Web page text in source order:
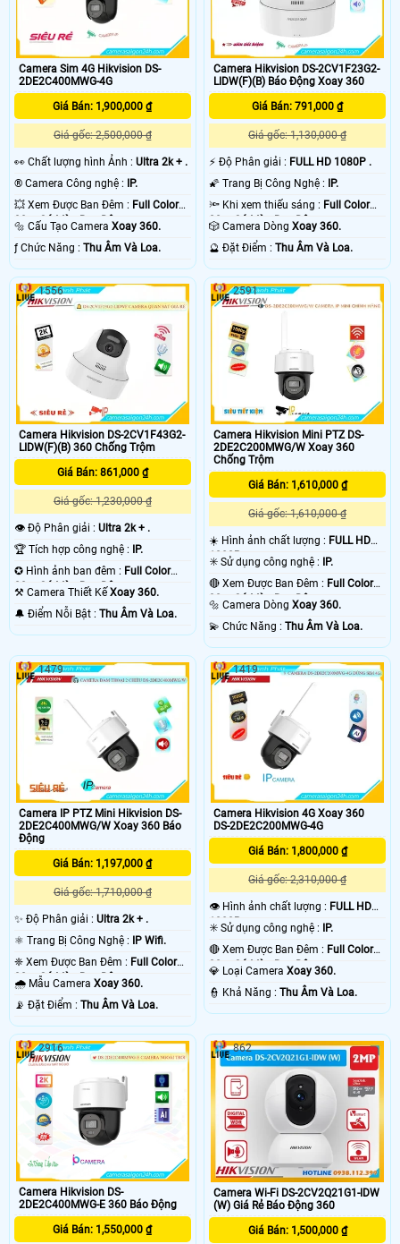
Camera Sim 4G Hikvision DS-
2DE2C400MWG-4G
Giá Bán: 1,900,000 ₫
Giá gốc: 2,500,000 ₫
️👀 Chất lượng hình Ảnh : Ultra 2k + .
®️ Camera Công nghệ : IP.
💥 Xem Được Ban Đêm : Full Color
30m Có Màu Ban Ðêm.
🔩 Cấu Tạo Camera Xoay 360.
️ƒ Chức Năng : Thu Âm Và Loa.
Camera Hikvision DS-2CV1F23G2-
LIDW(F)(B) Báo Động Xoay 360
Giá Bán: 791,000 ₫
Giá gốc: 1,130,000 ₫
️⚡ Độ Phân giải : FULL HD 1080P .
🌠 Trang Bị Công Nghệ : IP.
🔦 Khi xem thiếu sáng : Full Color
20m Có Màu Ban Ðêm.
🎲 Camera DòngXoay 360.
️🔮 Đặt Điểm :Thu Âm Và Loa.
Camera Hikvision DS-2CV1F43G2-
LIDW(F)(B) 360 Chống Trộm
Giá Bán: 861,000 ₫
Giá gốc: 1,230,000 ₫
👁 Độ Phân giải : Ultra 2k + .
🏆 Tích hợp công nghệ : IP.
✪ Hình ảnh ban đêm : Full Color
20m Có Màu Ban Ðêm.
⚒ Camera Thiết KếXoay 360.
️🔔 Điểm Nỗi Bật : Thu Âm Và Loa.
1556
Camera Hikvision Mini PTZ DS-
2DE2C200MWG/W Xoay 360
Chống Trộm
Giá Bán: 1,610,000 ₫
Giá gốc: 1,610,000 ₫
☀️ Hình ảnh chất lượng : FULL HD
1080P .
✳️ Sử dụng công nghệ : IP.
🔴 Xem Được Ban Đêm : Full Color
30m Có Màu Ban Ðêm.
🔩 Camera DòngXoay 360.
️💫 Chức Năng :Thu Âm Và Loa.
2591
Camera IP PTZ Mini Hikvision DS-
2DE2C400MWG/W Xoay 360 Báo
Động
Giá Bán: 1,197,000 ₫
Giá gốc: 1,710,000 ₫
✨ Độ Phân giải : Ultra 2k + .
⚛️ Trang Bị Công Nghệ :
IP Wifi.
❈ Xem Được Ban Đêm : Full Color
30m Có Màu Ban Ðêm.
🌧️ Mẫu Camera Xoay 360.
️📡 Đặt Điểm : Thu Âm Và Loa.
1479
Camera Hikvision 4G Xoay 360
DS-2DE2C200MWG-4G
Giá Bán: 1,800,000 ₫
Giá gốc: 2,310,000 ₫
👁 Hình ảnh chất lượng : FULL HD
1080P .
✳️ Sử dụng công nghệ :
IP.
🔴 Xem Được Ban Đêm : Full Color
30m Có Màu Ban Ðêm.
💎 Loại CameraXoay 360.
️👮 Khả Năng :Thu Âm Và Loa.
1419
Camera Hikvision DS-
2DE2C400MWG-E 360 Báo Động
Giá Bán: 1,550,000 ₫
2916
Camera Wi-Fi DS-2CV2Q21G1-IDW
(W) Giá Rẻ Báo Động 360
Giá Bán: 1,500,000 ₫
862